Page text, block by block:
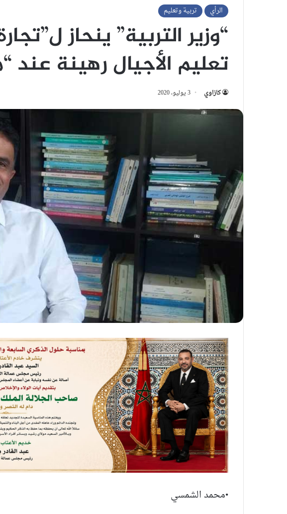
الرأي
تربية وتعليم
“وزير التربية” ينحاز
تعليم الأجيال رهينة عند
كازاوي 3 يوليو، 2020
•محمد الشمسي